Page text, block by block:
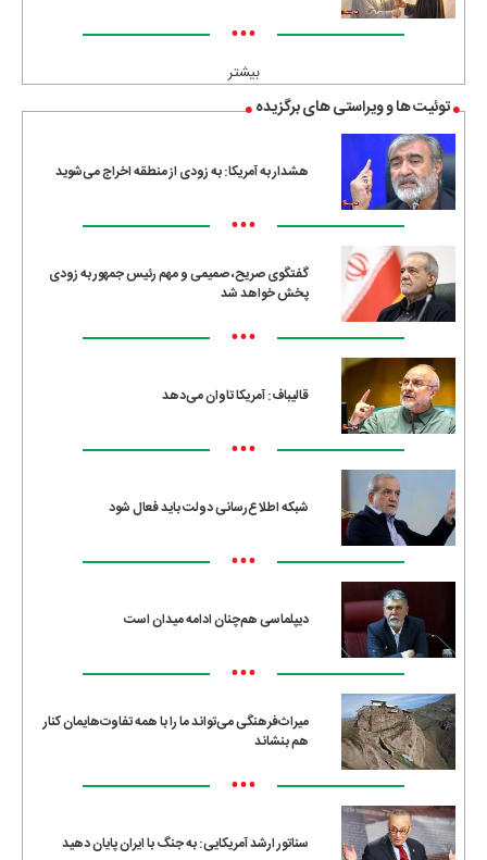
•••
بیشتر
توئیت ها و ویراستی های برگزیده
هشدار به آمریکا: به زودی از منطقه اخراج می‌شوید
•••
گفتگوی صریح، صمیمی و مهم رئیس جمهور به زودی
پخش خواهد شد
•••
قالیباف: آمریکا تاوان می‌دهد
•••
شبکه اطلاع‌رسانی دولت باید فعال شود
•••
دیپلماسی هم‌چنان ادامه میدان است
•••
میراث‌فرهنگی می‌تواند ما را با همه تفاوت‌هایمان کنار
هم بنشاند
•••
سناتور ارشد آمریکایی: به جنگ با ایران پایان دهید